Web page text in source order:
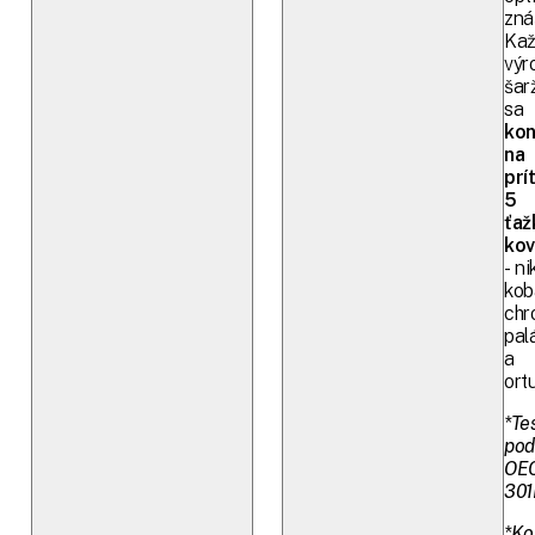
sa
na
5
-
a